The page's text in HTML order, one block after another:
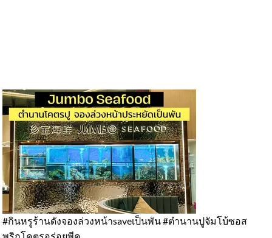
#กินหรูร้านดังจองล่วงหน้าsaveเป็นพัน #ตำนานปูจัมโบ้ซอส